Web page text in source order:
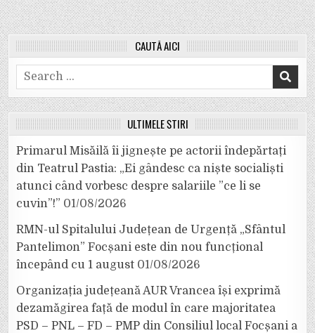
CAUTĂ AICI
Search
for:
ULTIMELE ȘTIRI
Primarul Misăilă îi jignește pe actorii îndepărtați
din Teatrul Pastia: „Ei gândesc ca niște socialiști
atunci când vorbesc despre salariile ”ce li se
cuvin”!” 01/08/2026
RMN-ul Spitalului Județean de Urgență „Sfântul
Pantelimon” Focșani este din nou funcțional
începând cu 1 august 01/08/2026
Organizația județeană AUR Vrancea își exprimă
dezamăgirea față de modul în care majoritatea
PSD – PNL – FD – PMP din Consiliul local Focșani a